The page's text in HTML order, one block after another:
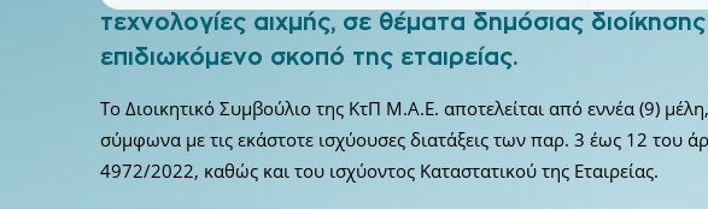
τεχνολογίες αιχμής, σε θέματα δημόσιας
επιδιωκόμενο σκοπό της εταιρείας.
Το Διοικητικό Συμβούλιο της ΚτΠ Μ.Α.Ε. αποτελείται από εννέα (9)
σύμφωνα με τις εκάστοτε ισχύουσες διατάξεις των παρ. 3 έως 12
4972/2022, καθώς και του ισχύοντος Καταστατικού της Εταιρείας.